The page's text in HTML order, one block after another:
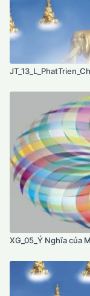
XG_05_Ý Nghĩa của